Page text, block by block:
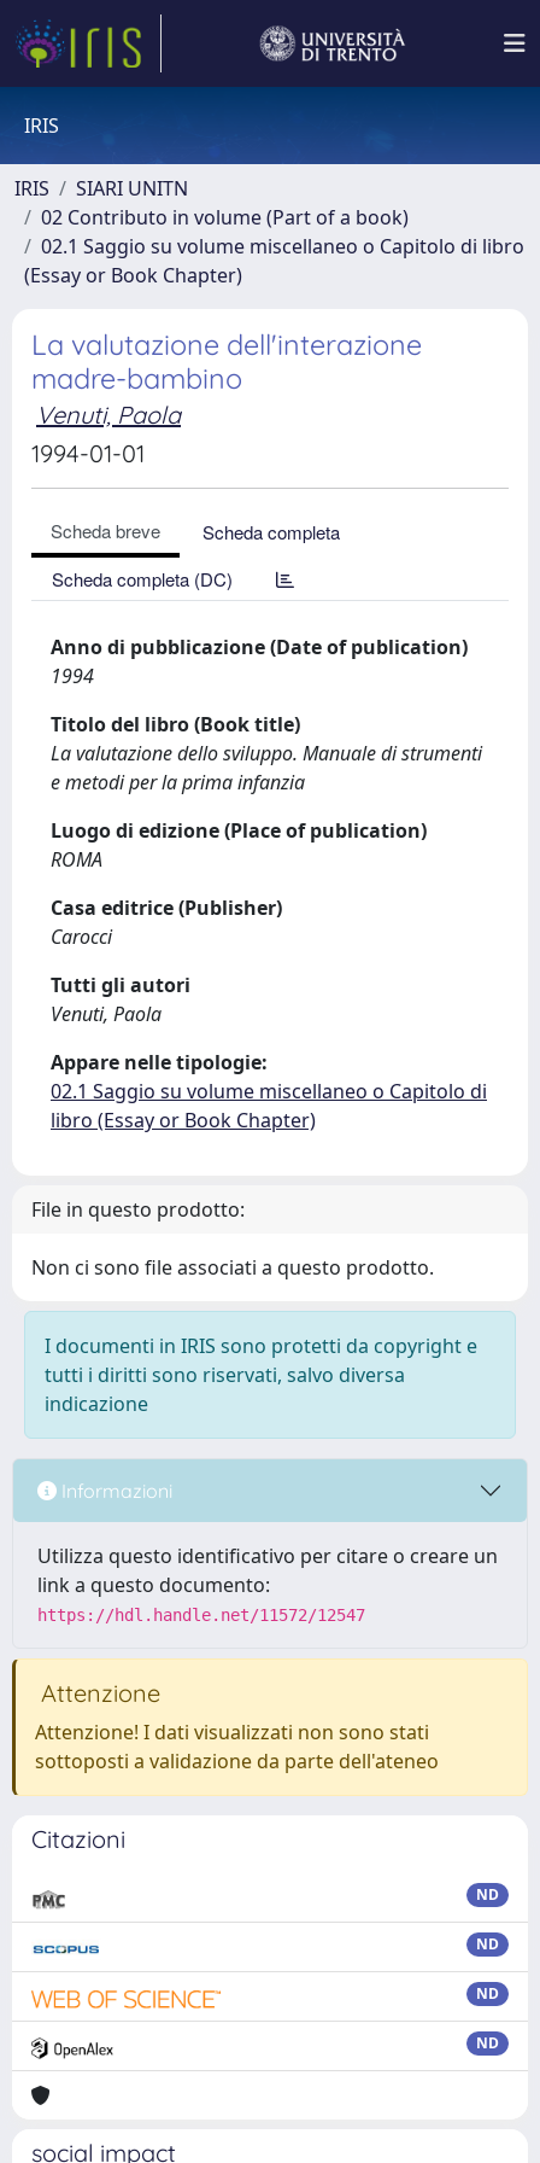
IRIS
IRIS
SIARI UNITN
02 Contributo in volume (Part of a book)
02.1 Saggio su volume miscellaneo o Capitolo di libro
(Essay or Book Chapter)
La valutazione dell'interazione
madre-bambino
Venuti, Paola
1994-01-01
Scheda breve
Scheda completa
Scheda completa (DC)
Anno di pubblicazione (Date of publication)
1994
Titolo del libro (Book title)
La valutazione dello sviluppo. Manuale di strumenti
e metodi per la prima infanzia
Luogo di edizione (Place of publication)
ROMA
Casa editrice (Publisher)
Carocci
Tutti gli autori
Venuti, Paola
Appare nelle tipologie:
02.1 Saggio su volume miscellaneo o Capitolo di
libro (Essay or Book Chapter)
File in questo prodotto:
Non ci sono file associati a questo prodotto.
I documenti in IRIS sono protetti da copyright e
tutti i diritti sono riservati, salvo diversa
indicazione
Informazioni
Utilizza questo identificativo per citare o creare un
link a questo documento:
https://hdl.handle.net/11572/12547
Attenzione
Attenzione! I dati visualizzati non sono stati
sottoposti a validazione da parte dell'ateneo
Citazioni
ND
ND
ND
ND
social impact